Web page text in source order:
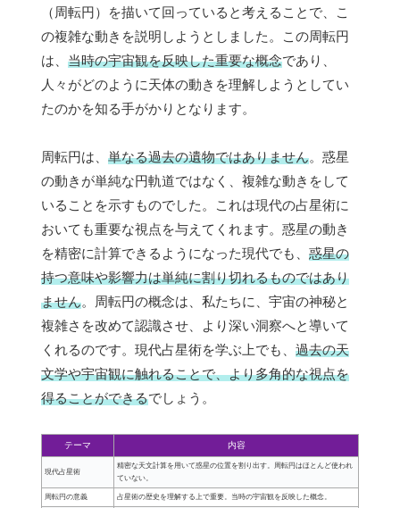
（周転円）を描いて回っていると考えることで、こ
の複雑な動きを説明しようとしました。この周転円
は、 当時の宇宙観を反映した重要な概念であり、
人々がどのように天体の動きを理解しようとしてい
たのかを知る手がかりとなります。
周転円は、 単なる過去の遺物ではありません。惑星
の動きが単純な円軌道ではなく、複雑な動きをして
いることを示すものでした。これは現代の占星術に
おいても重要な視点を与えてくれます。惑星の動き
を精密に計算できるようになった現代でも、 惑星の
持つ意味や影響力は単純に割り切れるものではあり
ません。周転円の概念は、私たちに、宇宙の神秘と
複雑さを改めて認識させ、より深い洞察へと導いて
くれるのです。現代占星術を学ぶ上でも、 過去の天
文学や宇宙観に触れることで、より多角的な視点を
得ることができるでしょう。
テーマ 内容
現代占星術
精密な天文計算を用いて惑星の位置を割り出す。周転円はほとんど使われ
ていない。
周転円の意義 占星術の歴史を理解する上で重要。当時の宇宙観を反映した概念。